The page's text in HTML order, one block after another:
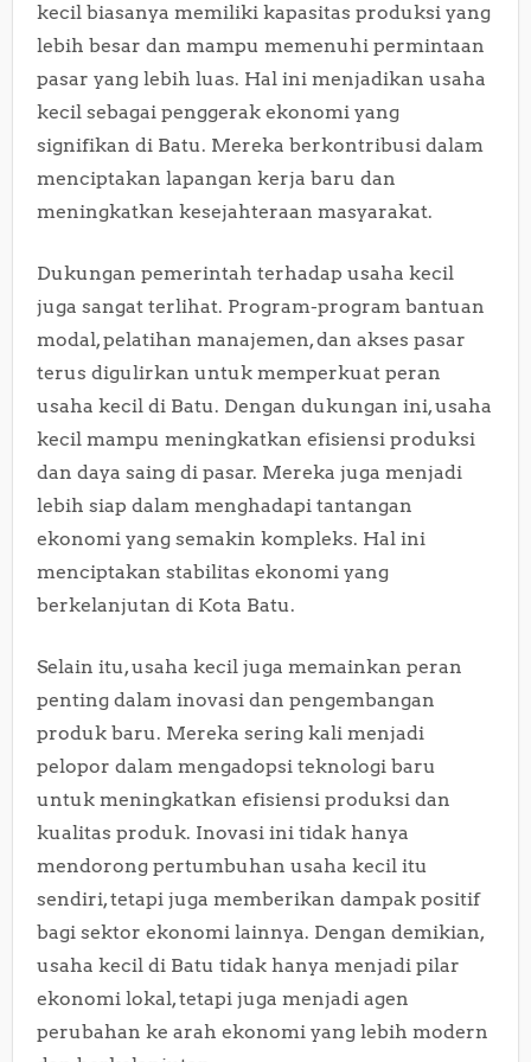
kecil biasanya memiliki kapasitas produksi yang
lebih besar dan mampu memenuhi permintaan
pasar yang lebih luas. Hal ini menjadikan usaha
kecil sebagai penggerak ekonomi yang
signifikan di Batu. Mereka berkontribusi dalam
menciptakan lapangan kerja baru dan
meningkatkan kesejahteraan masyarakat.
Dukungan pemerintah terhadap usaha kecil
juga sangat terlihat. Program-program bantuan
modal, pelatihan manajemen, dan akses pasar
terus digulirkan untuk memperkuat peran
usaha kecil di Batu. Dengan dukungan ini, usaha
kecil mampu meningkatkan efisiensi produksi
dan daya saing di pasar. Mereka juga menjadi
lebih siap dalam menghadapi tantangan
ekonomi yang semakin kompleks. Hal ini
menciptakan stabilitas ekonomi yang
berkelanjutan di Kota Batu.
Selain itu, usaha kecil juga memainkan peran
penting dalam inovasi dan pengembangan
produk baru. Mereka sering kali menjadi
pelopor dalam mengadopsi teknologi baru
untuk meningkatkan efisiensi produksi dan
kualitas produk. Inovasi ini tidak hanya
mendorong pertumbuhan usaha kecil itu
sendiri, tetapi juga memberikan dampak positif
bagi sektor ekonomi lainnya. Dengan demikian,
usaha kecil di Batu tidak hanya menjadi pilar
ekonomi lokal, tetapi juga menjadi agen
perubahan ke arah ekonomi yang lebih modern